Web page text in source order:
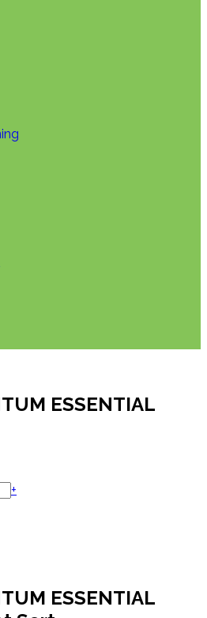
ESSENTIAL
+
ESSENTIAL